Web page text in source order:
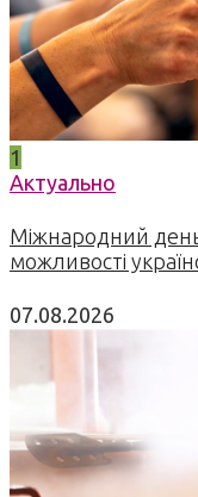
1
Актуально
Міжнародний
можливості
07.08.2026